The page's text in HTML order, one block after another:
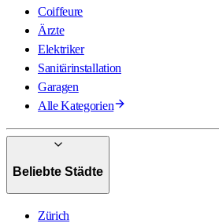
Coiffeure
Ärzte
Elektriker
Sanitärinstallation
Garagen
Alle Kategorien
Beliebte Städte
Zürich